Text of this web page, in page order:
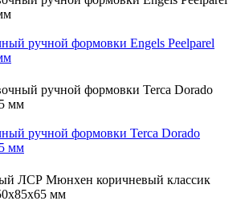
ручной формовки Engels Peelparel
ручной формовки Terca Dorado
мм